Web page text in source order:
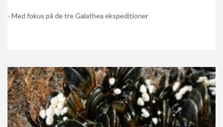
- Med fokus på de tre Galathea ekspeditioner